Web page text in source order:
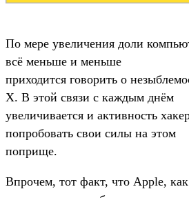
По мере увеличения доли
всё меньше и меньше
приходится говорить о
X. В этой связи с каждым днём
увеличивается и активность
попробовать свои силы на этом
поприще.
Впрочем, тот факт, что Apple,